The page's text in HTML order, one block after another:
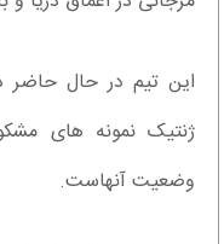
این تیم در حال حاضر
ژنتیک نمونه های
وضعیت آنهاست.